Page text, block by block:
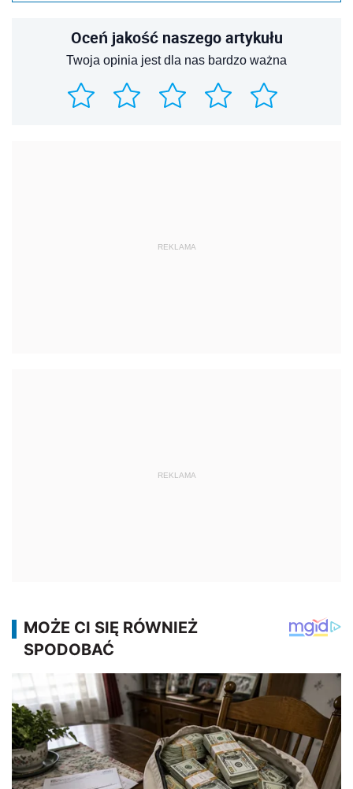
Oceń jakość naszego artykułu
Twoja opinia jest dla nas bardzo ważna
REKLAMA
REKLAMA